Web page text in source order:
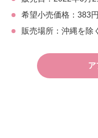
希望小売価格：383
販売場所：沖縄を除
ア